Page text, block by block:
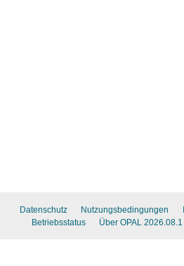
Datenschutz Nutzungsbedingungen
Betriebsstatus
Über OPAL 2026.08.1